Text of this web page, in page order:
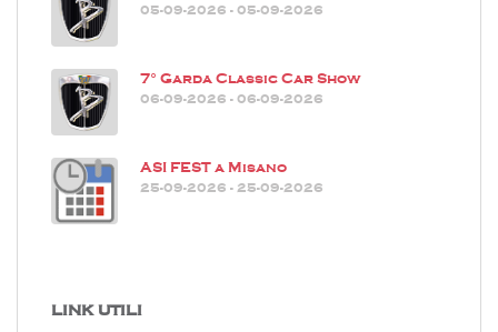
05-09-2026 - 05-09-2026
7° Garda Classic Car Show
06-09-2026 - 06-09-2026
ASI FEST a Misano
25-09-2026 - 25-09-2026
LINK UTILI